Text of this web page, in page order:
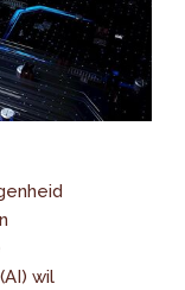
wil